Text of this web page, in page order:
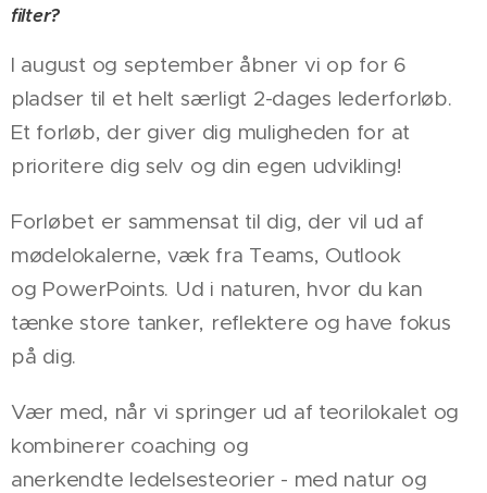
filter?
I august og september åbner vi op for 6
pladser til et helt særligt 2-dages lederforløb.
Et forløb, der giver dig muligheden for at
prioritere dig selv og din egen udvikling!
Forløbet er sammensat til dig, der vil ud af
mødelokalerne, væk fra Teams, Outlook
og PowerPoints. Ud i naturen, hvor du kan
tænke store tanker, reflektere og have fokus
på dig.
Vær med, når vi springer ud af teorilokalet og
kombinerer coaching og
anerkendte ledelsesteorier - med natur og